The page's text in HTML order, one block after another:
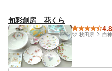
旬彩創房 花くら
4.8
秋田県
白